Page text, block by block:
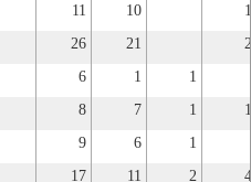
11 10
1
26 21
2
6 1
1
8 7 1
1
9 6
1
17 11 2
4